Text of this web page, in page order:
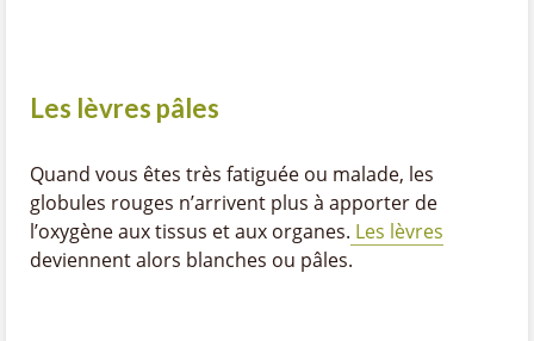
Les lèvres pâles
Quand vous êtes très fatiguée ou malade, les
globules rouges n’arrivent plus à apporter de
l’oxygène aux tissus et aux organes. Les lèvres
deviennent alors blanches ou pâles.